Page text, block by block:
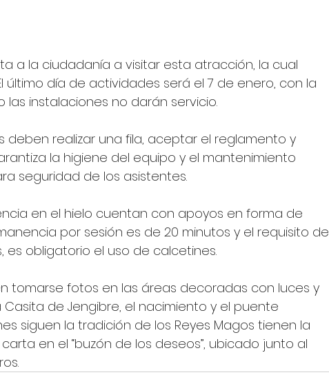
a la ciudadanía a visitar esta atracción, la cual
último día de actividades será el 7 de enero, con la
las instalaciones no darán servicio.
deben realizar una fila, aceptar el reglamento y
la higiene del equipo y el mantenimiento
seguridad de los asistentes.
en el hielo cuentan con apoyos en forma de
por sesión es de 20 minutos y el requisito de
es obligatorio el uso de calcetines.
tomarse fotos en las áreas decoradas con luces y
de Jengibre, el nacimiento y el puente
siguen la tradición de los Reyes Magos tienen la
en el “buzón de los deseos”, ubicado junto al